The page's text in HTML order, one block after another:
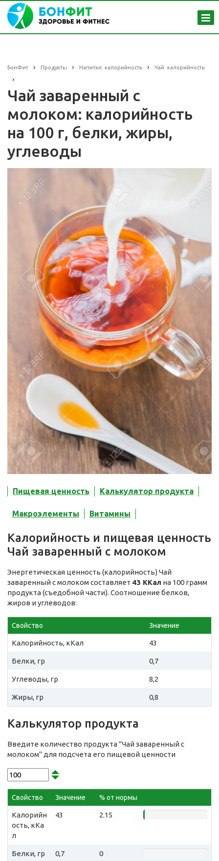
БонФит Продукты Напитки: калорийность Чай: калорийность
Чай заваренный с
молоком: калорийность
на 100 г, белки, жиры,
углеводы
Пищевая ценность Калькулятор продукта
Макроэлементы Витамины
Калорийность и пищевая ценность
Чай заваренный с молоком
Энергетическая ценность (калорийность) Чай
заваренный с молоком составляет 43 ККал на 100 грамм
продукта (съедобной части). Соотношение белков,
жиров и углеводов:
Свойство Значение
Калорийность, кКал 43
Белки, гр 0,7
Углеводы, гр 8,2
Жиры, гр 0,8
Калькулятор продукта
Введите количество продукта "Чай заваренный с
молоком" для подсчета его пищевой ценности
Свойство Значение % от нормы
Калорийн
ость, кКа
л
43 2.15
Белки, гр 0,7 0